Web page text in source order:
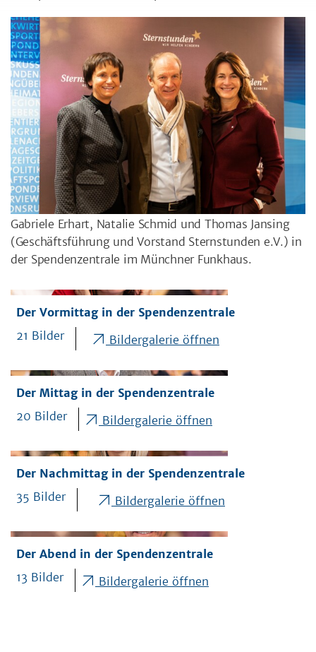
Gabriele Erhart, Natalie Schmid und Thomas Jansing
(Geschäftsführung und Vorstand Sternstunden e.V.) in
der Spendenzentrale im Münchner Funkhaus.
Der Vormittag in der Spendenzentrale
21 Bilder
Bildergalerie öffnen
Der Mittag in der Spendenzentrale
20 Bilder
Bildergalerie öffnen
Der Nachmittag in der Spendenzentrale
35 Bilder
Bildergalerie öffnen
Der Abend in der Spendenzentrale
13 Bilder
Bildergalerie öffnen